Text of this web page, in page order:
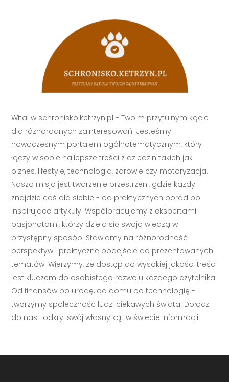
Witaj w schronisko.ketrzyn.pl - Twoim przytulnym kącie
dla różnorodnych zainteresowań! Jesteśmy
nowoczesnym portalem ogólnotematycznym, który
łączy w sobie najlepsze treści z dziedzin takich jak
biznes, lifestyle, technologia, zdrowie czy motoryzacja.
Naszą misją jest tworzenie przestrzeni, gdzie każdy
znajdzie coś dla siebie - od praktycznych porad po
inspirujące artykuły. Współpracujemy z ekspertami i
pasjonatami, którzy dzielą się swoją wiedzą w
przystępny sposób. Stawiamy na różnorodność
perspektyw i praktyczne podejście do prezentowanych
tematów. Wierzymy, że dostęp do wysokiej jakości treści
jest kluczem do osobistego rozwoju każdego czytelnika.
Od finansów po urodę, od domu po technologię -
tworzymy społeczność ludzi ciekawych świata. Dołącz
do nas i odkryj swój własny kąt w świecie informacji!